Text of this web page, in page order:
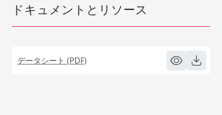
ドキュメントとリソース
データシート (PDF)